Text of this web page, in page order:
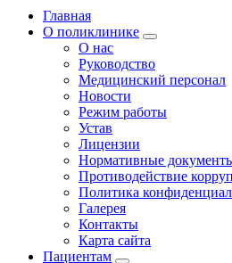
Главная
О поликлинике
О нас
Руководство
Медицинский персонал
Новости
Режим работы
Устав
Лицензии
Нормативные
Противодействие
Политика
Галерея
Контакты
Карта сайта
Пациентам